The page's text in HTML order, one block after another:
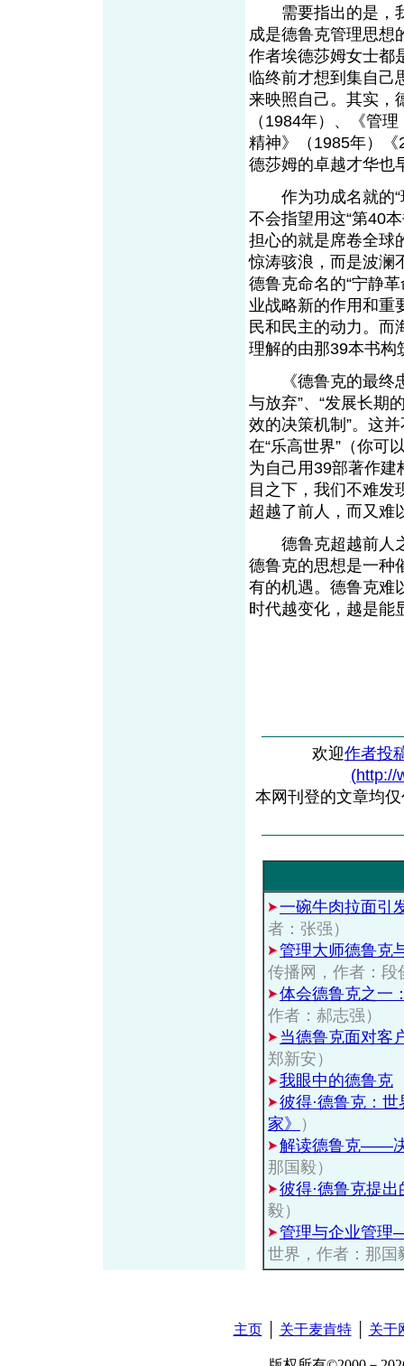
需要指出的是，我
成是德鲁克管理思想
作者埃德莎姆女士都
临终前才想到集自己
来映照自己。其实，
（1984年）、《管
精神》（1985年）
德莎姆的卓越才华也
作为功成名就的“
不会指望用这“第40
担心的就是席卷全球
惊涛骇浪，而是波澜
德鲁克命名的“宁静
业战略新的作用和重
民和民主的动力。而
理解的由那39本书构
《德鲁克的最终忠
与放弃”、“发展长期
效的决策机制”。这
在“乐高世界”（你可
为自己用39部著作建
目之下，我们不难发
超越了前人，而又难
德鲁克超越前人之
德鲁克的思想是一种
有的机遇。德鲁克难
时代越变化，越是能
欢迎作者投
(http://
本网刊登的文章均
一碗牛肉拉面引
者：张强）
管理大师德鲁克
传播网，作者：段
体会德鲁克之一
作者：郝志强）
当德鲁克面对客
郑新安）
我眼中的德鲁克
彼得·德鲁克：
家》
）
解读德鲁克——
那国毅）
彼得·德鲁克提出
毅）
管理与企业管理
世界，作者：那国
主页│ 关于麦肯特│ 关于